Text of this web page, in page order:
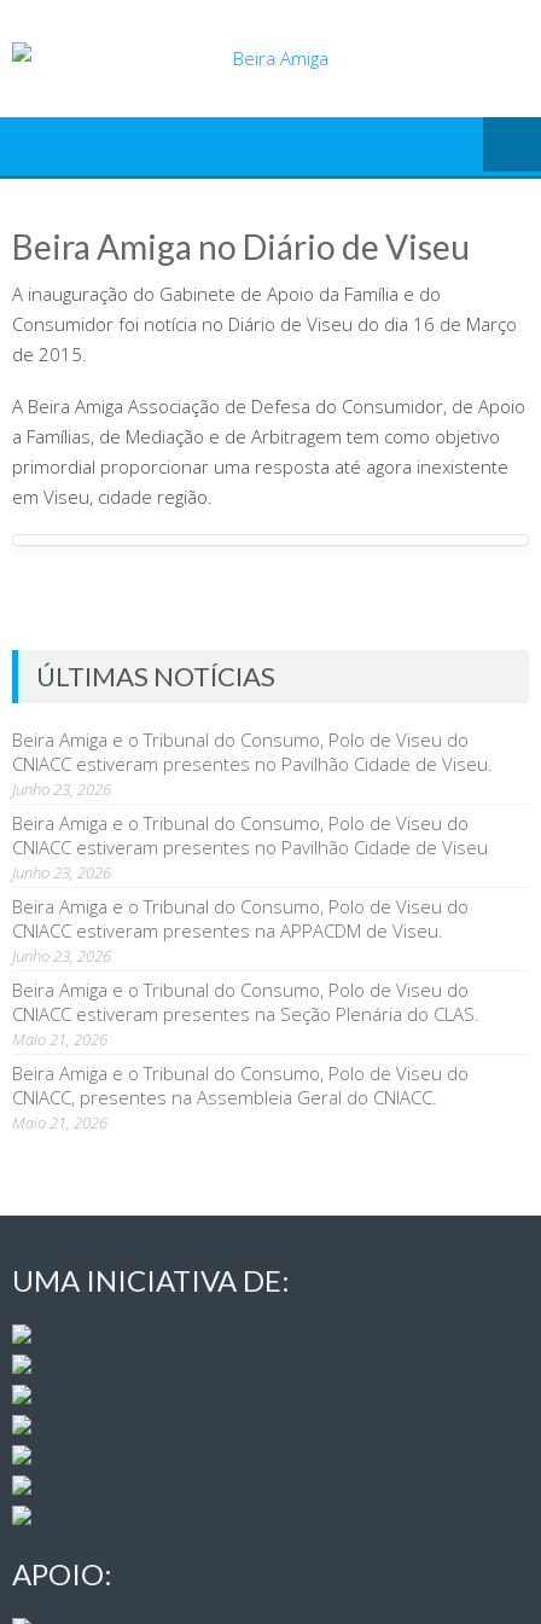
to
Beira Amiga no Diário de Viseu
A inauguração do Gabinete de Apoio da Família e do
Consumidor foi notícia no Diário de Viseu do dia 16 de Março
de 2015.
A Beira Amiga Associação de Defesa do Consumidor, de Apoio
a Famílias, de Mediação e de Arbitragem tem como objetivo
primordial proporcionar uma resposta até agora inexistente
em Viseu, cidade região.
ÚLTIMAS NOTÍCIAS
Beira Amiga e o Tribunal do Consumo, Polo de Viseu do
CNIACC estiveram presentes no Pavilhão Cidade de Viseu.
Junho 23, 2026
Beira Amiga e o Tribunal do Consumo, Polo de Viseu do
CNIACC estiveram presentes no Pavilhão Cidade de Viseu
Junho 23, 2026
Beira Amiga e o Tribunal do Consumo, Polo de Viseu do
CNIACC estiveram presentes na APPACDM de Viseu.
Junho 23, 2026
Beira Amiga e o Tribunal do Consumo, Polo de Viseu do
CNIACC estiveram presentes na Seção Plenária do CLAS.
Maio 21, 2026
Beira Amiga e o Tribunal do Consumo, Polo de Viseu do
CNIACC, presentes na Assembleia Geral do CNIACC.
Maio 21, 2026
UMA INICIATIVA DE:
APOIO: